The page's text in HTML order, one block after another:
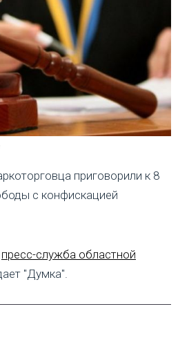
приговорили к 8
с конфискацией
пресс-служба областной
"Думка".